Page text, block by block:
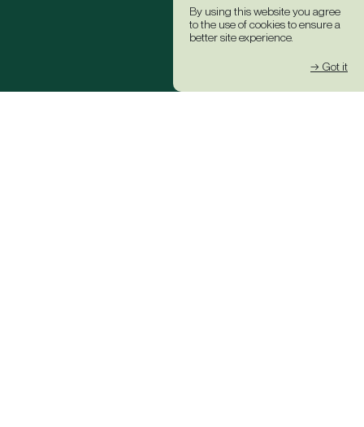
By using this website you agree
to the use of cookies to ensure a
better site experience.
→ Got it